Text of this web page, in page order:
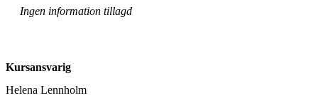
Ingen information tillagd
Kursansvarig
Helena Lennholm